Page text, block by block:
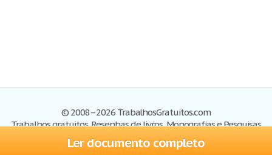
Ler documento completo
© 2008–2026 TrabalhosGratuitos.com
Trabalhos gratuitos, Resenhas de livros, Monografias e Pesquisas